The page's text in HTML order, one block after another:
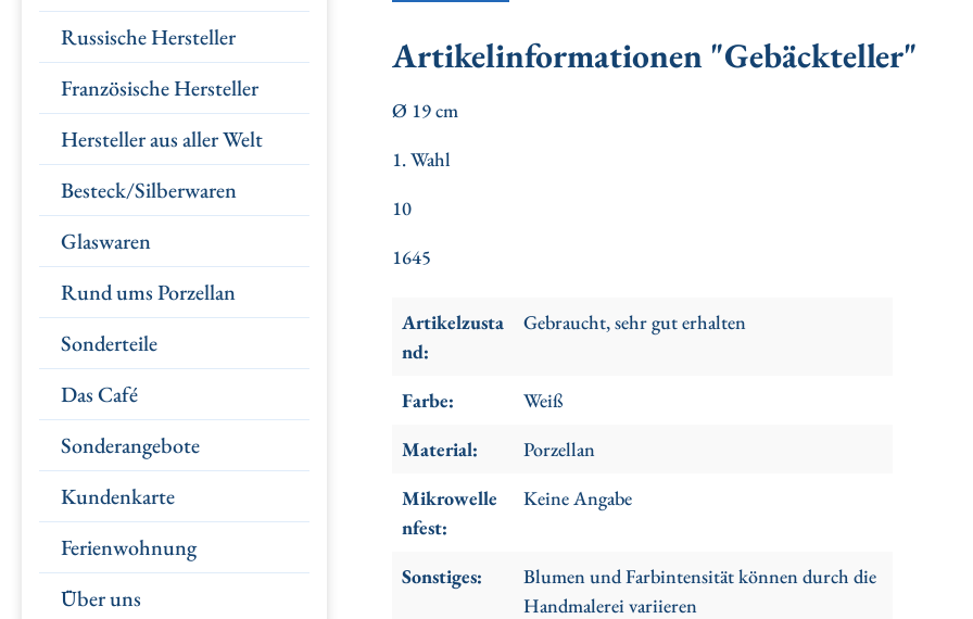
Russische Hersteller
Französische Hersteller
Hersteller aus aller Welt
Besteck/Silberwaren
Glaswaren
Rund ums Porzellan
Sonderteile
Das Café
Sonderangebote
Kundenkarte
Ferienwohnung
Über uns
Artikelinformationen "Gebäckteller"
Ø 19 cm
1. Wahl
10
1645
Artikelzusta
nd:
Gebraucht, sehr gut erhalten
Farbe:
Weiß
Material:
Porzellan
Mikrowelle
nfest:
Keine Angabe
Sonstiges:
Blumen und Farbintensität können durch die
Handmalerei variieren